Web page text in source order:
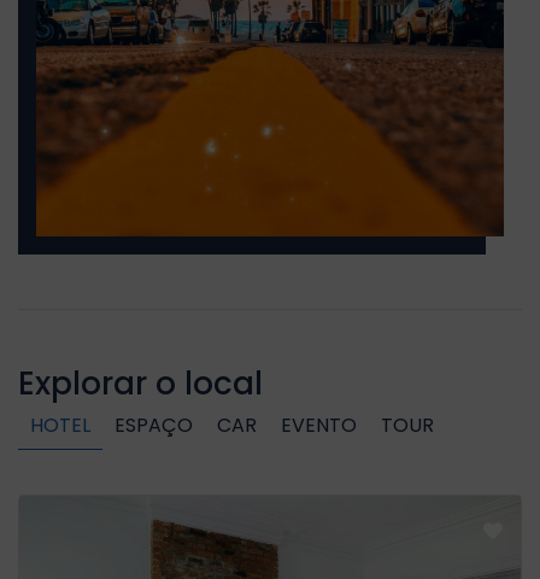
Explorar o local
HOTEL ESPAÇO CAR EVENTO TOUR